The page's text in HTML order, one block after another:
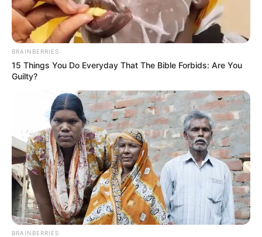
(foto: instagram/marshatimothy)
5. Karir modelingnya masih aktif hingga saat ini
BRAINBERRIES
15 Things You Do Everyday That The Bible Forbids: Are You
Guilty?
BRAINBERRIES